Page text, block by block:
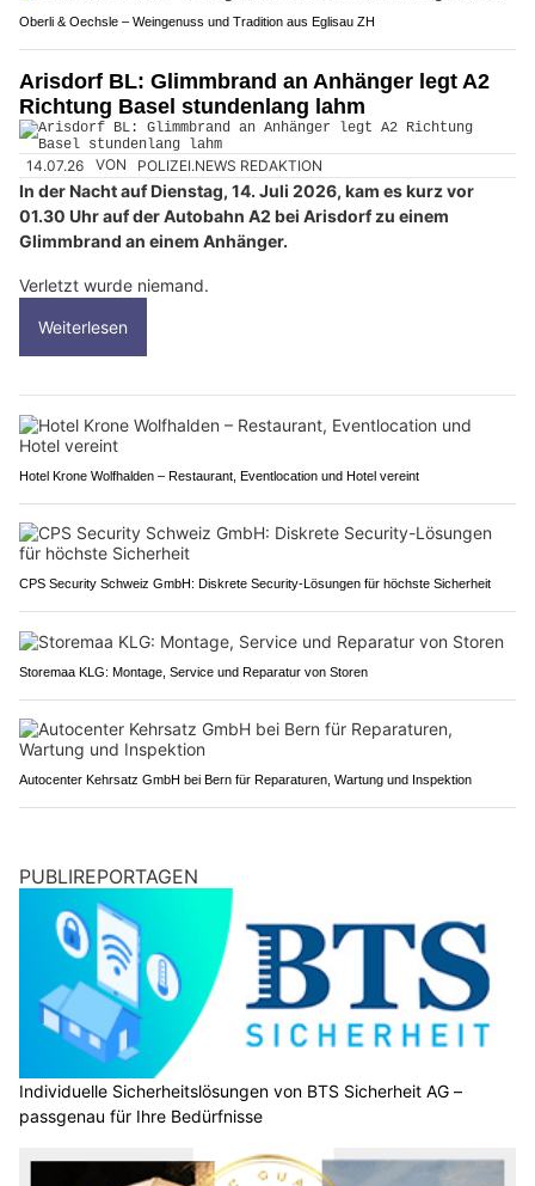
Oberli & Oechsle – Weingenuss und Tradition aus Eglisau ZH
Arisdorf BL: Glimmbrand an Anhänger legt A2
Richtung Basel stundenlang lahm
14.07.26 VON POLIZEI.NEWS REDAKTION
In der Nacht auf Dienstag, 14. Juli 2026, kam es kurz vor
01.30 Uhr auf der Autobahn A2 bei Arisdorf zu einem
Glimmbrand an einem Anhänger.
Verletzt wurde niemand.
Weiterlesen
Hotel Krone Wolfhalden – Restaurant, Eventlocation und Hotel vereint
CPS Security Schweiz GmbH: Diskrete Security-Lösungen für höchste Sicherheit
Storemaa KLG: Montage, Service und Reparatur von Storen
Autocenter Kehrsatz GmbH bei Bern für Reparaturen, Wartung und Inspektion
PUBLIREPORTAGEN
Individuelle Sicherheitslösungen von BTS Sicherheit AG –
passgenau für Ihre Bedürfnisse